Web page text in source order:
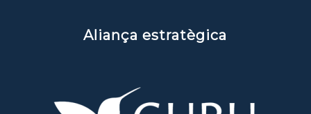
Aliança estratègica